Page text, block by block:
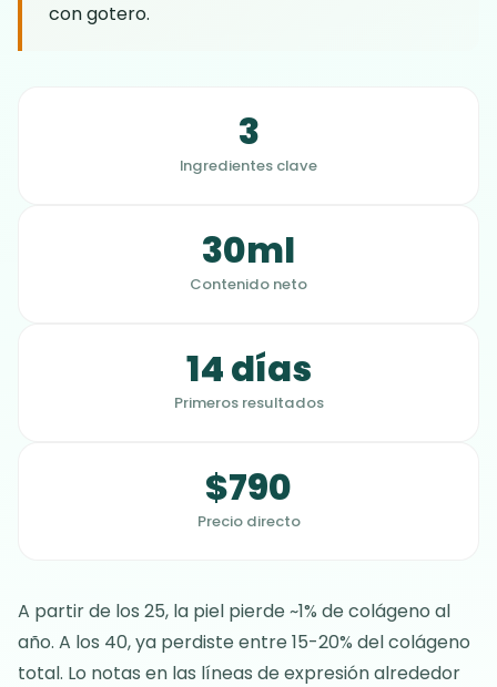
con gotero.
3
Ingredientes clave
30ml
Contenido neto
14 días
Primeros resultados
$790
Precio directo
A partir de los 25, la piel pierde ~1% de colágeno al
año. A los 40, ya perdiste entre 15-20% del colágeno
total. Lo notas en las líneas de expresión alrededor